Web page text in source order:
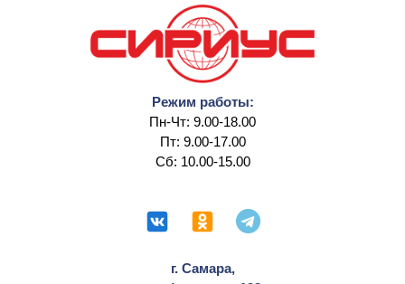
Режим работы:
Пн-Чт: 9.00-18.00
Пт: 9.00-17.00
Сб: 10.00-15.00
г. Самара,